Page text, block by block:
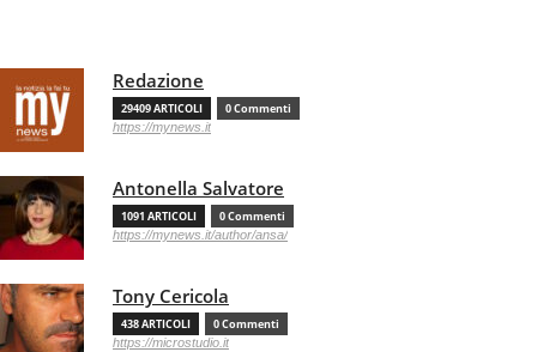
Redazione
29409 ARTICOLI 0 Commenti
https://mynews.it
Antonella Salvatore
1091 ARTICOLI 0 Commenti
https://mynews.it/author/ansa/
Tony Cericola
438 ARTICOLI 0 Commenti
https://microstudio.it